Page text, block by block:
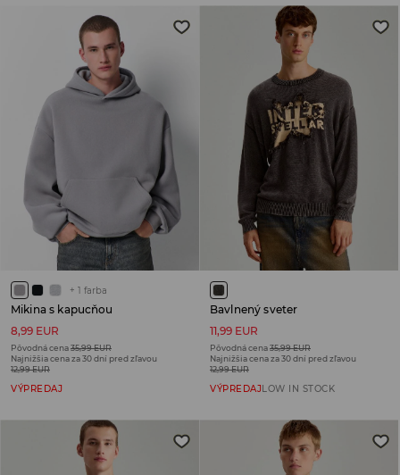
+ 1 farba
Mikina s kapucňou
8,99 EUR
Pôvodná cena35,99 EUR
Najnižšia cena za 30 dní pred zľavou
12,99 EUR
VÝPREDAJ
Bavlnený sveter
11,99 EUR
Pôvodná cena35,99 EUR
Najnižšia cena za 30 dní pred zľavou
12,99 EUR
VÝPREDAJLOW IN STOCK